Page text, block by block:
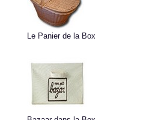
Le Panier de la Box